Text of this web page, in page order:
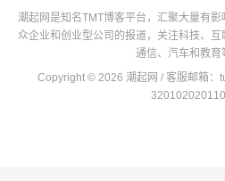
潮起网是知名TMT博客平台，汇聚大量有
众企业和创业型公司的报道，关注科技、互
通信、汽车和教育
Copyright © 2026 潮起网 / 客服邮箱：